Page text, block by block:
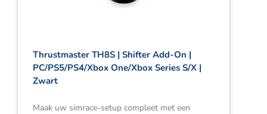
Thrustmaster TH8S | Shifter Add-On |
PC/PS5/PS4/Xbox One/Xbox Series S/X |
Zwart
Maak uw simrace-setup compleet met een